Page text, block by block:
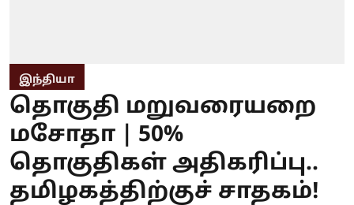
இந்தியா
தொகுதி மறுவரையறை
மசோதா | 50%
தொகுதிகள் அதிகரிப்பு..
தமிழகத்திற்குச் சாதகம்!